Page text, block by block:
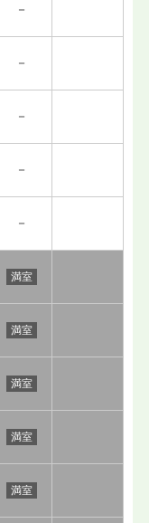
－
－
－
－
－
満室
満室
満室
満室
満室